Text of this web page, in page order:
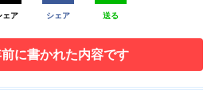
ェア シェア 送る
に書かれた内容です